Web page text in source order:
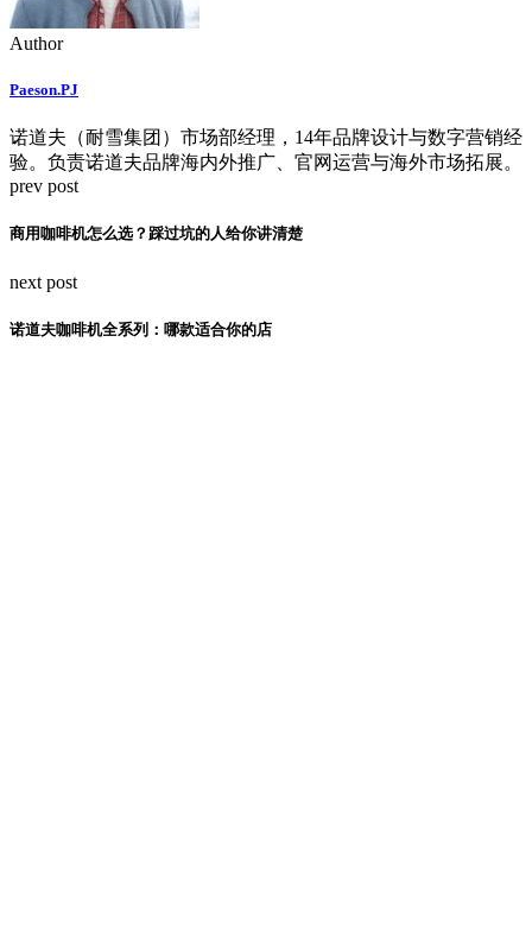
Author
Paeson.PJ
诺道夫（耐雪集团）市场部经理，14年品牌设计与数字营销经
验。负责诺道夫品牌海内外推广、官网运营与海外市场拓展。
prev post
商用咖啡机怎么选？踩过坑的人给你讲清楚
next post
诺道夫咖啡机全系列：哪款适合你的店